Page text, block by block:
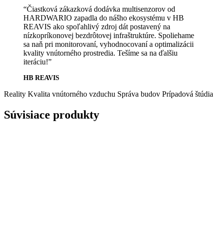
“Čiastková zákazková dodávka multisenzorov od
HARDWARIO zapadla do nášho ekosystému v HB
REAVIS ako spoľahlivý zdroj dát postavený na
nízkopríkonovej bezdrôtovej infraštruktúre. Spoliehame
sa naň pri monitorovaní, vyhodnocovaní a optimalizácii
kvality vnútorného prostredia. Tešíme sa na ďalšiu
iteráciu!”
HB REAVIS
Reality Kvalita vnútorného vzduchu Správa budov Prípadová štúdia
Súvisiace produkty